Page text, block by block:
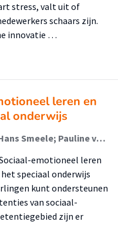
stress, valt uit of
schaars zijn.
innovatie …
leren en
onderwijs
Diana van Veen (Onderzoeker); Hans Smeele; Pauline van der Kolk
emotioneel leren
speciaal onderwijs
kunt ondersteunen
van sociaal-
zijn er